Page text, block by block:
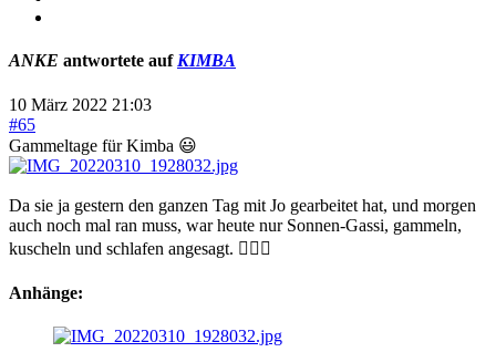
ANKE antwortete auf KIMBA
10 März 2022 21:03
#65
Gammeltage für Kimba 😃
Da sie ja gestern den ganzen Tag mit Jo gearbeitet hat, und morgen
auch noch mal ran muss, war heute nur Sonnen-Gassi, gammeln,
kuscheln und schlafen angesagt. 👍🏻🥰
Anhänge: